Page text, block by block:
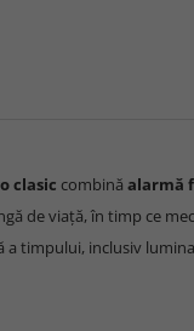
clasic combină alarmă
de viață, în timp ce
a timpului, inclusiv